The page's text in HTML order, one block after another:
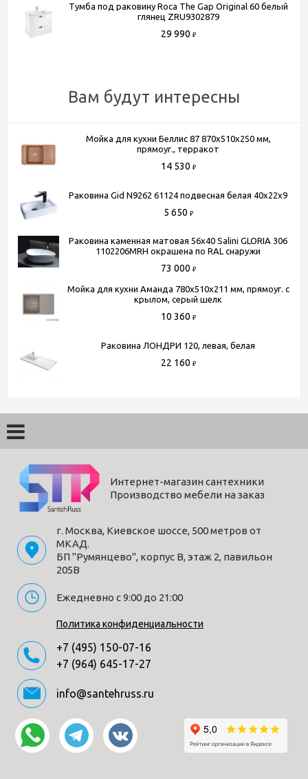
- Доставка до терминала любой транспортной компании
(для всей России)
Тумба под раковину Roca The Gap Original 60 белый
глянец ZRU9302879
29 990 ₽
Вам будут интересны
Мойка для кухни Беллис 87 870x510x250 мм,
прямоуг., терракот
14 530 ₽
Раковина Gid N9262 61124 подвесная белая 40x22x9
5 650 ₽
Раковина каменная матовая 56х40 Salini GLORIA 306
1102206MRH окрашена по RAL снаружи
73 000 ₽
Мойка для кухни Аманда 780x510x211 мм, прямоуг. с
крылом, серый шелк
10 360 ₽
Раковина ЛОНДРИ 120, левая, белая
22 160 ₽
Интернет-магазин сантехники
Производство мебели на заказ
г. Москва, Киевское шоссе, 500 метров от
МКАД.
БП "Румянцево", корпус В, этаж 2, павильон
205В
Ежедневно с 9:00 до 21:00
Политика конфиденциальности
+7 (495) 150-07-16
+7 (964) 645-17-27
info@santehruss.ru